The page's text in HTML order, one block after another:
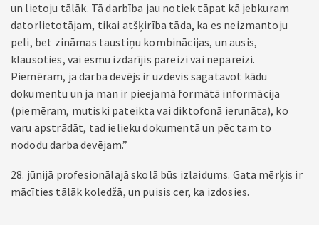
un lietoju tālāk. Tā darbība jau notiek tāpat kā jebkuram
datorlietotājam, tikai atšķirība tāda, ka es neizmantoju
peli, bet zināmas taustiņu kombinācijas, un ausis,
klausoties, vai esmu izdarījis pareizi vai nepareizi.
Piemēram, ja darba devējs ir uzdevis sagatavot kādu
dokumentu un ja man ir pieejamā formātā informācija
(piemēram, mutiski pateikta vai diktofonā ierunāta), ko
varu apstrādāt, tad ielieku dokumentā un pēc tam to
nododu darba devējam.”
28. jūnijā profesionālajā skolā būs izlaidums. Gata mērķis ir
mācīties tālāk koledžā, un puisis cer, ka izdosies.